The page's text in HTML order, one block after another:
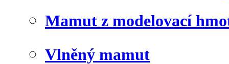
Mamut z modelovací
Vlněný mamut